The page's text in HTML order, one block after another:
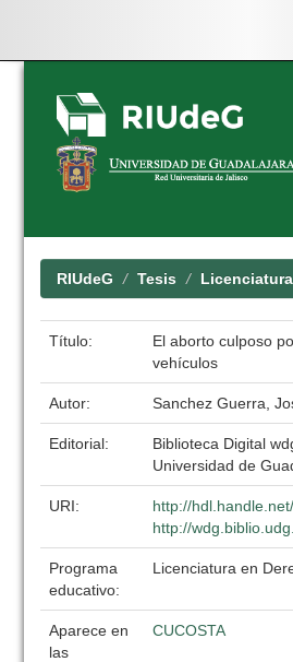
Skip
navigation
RIUdeG Tesis Licenciatura
Título:
El aborto culposo
vehículos
Autor: Sanchez Guerra,
Editorial:
Biblioteca Digital
Universidad de
URI:
http://
http://
Programa
educativo:
Licenciatura en
Aparece en
las
CUCOSTA